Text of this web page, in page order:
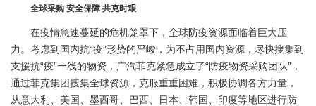
全球采购 安全保障 共克时艰
在疫情急速蔓延的危机笼罩下，全球防疫资源面临着巨大压
力。考虑到国内抗“疫”形势的严峻，为不占用国内资源，尽快搜集到
支援抗“疫”一线的物资，广汽菲克紧急成立了“防疫物资采购团队”，
通过菲克集团搜集全球资源，克服重重困难，积极协调各方力量，
从意大利、美国、墨西哥、巴西、日本、韩国、印度等地区进行防